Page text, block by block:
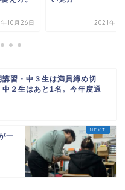
10月26日 2021年10
講習・中３生は満員締め切
中２生はあと1名。今年度通
一